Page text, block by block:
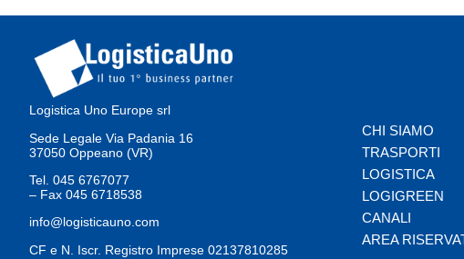
Logistica Uno Europe srl
Sede Legale Via Padania 16
37050 Oppeano (VR)
Tel. 045 6767077
– Fax 045 6718538
info@logisticauno.com
CF e N. Iscr. Registro Imprese 02137810285
CHI SIAMO
TRASPORTI
LOGISTICA
LOGIGREEN
CANALI
AREA